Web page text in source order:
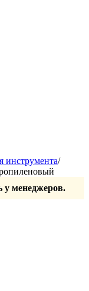
инструмента/
у менеджеров.